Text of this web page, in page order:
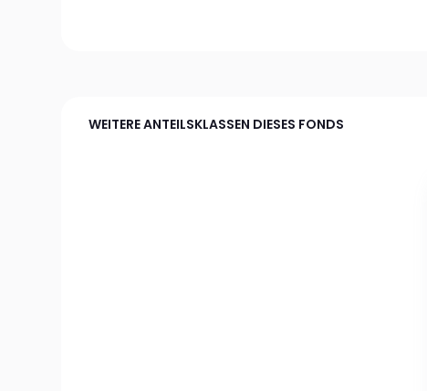
WEITERE ANTEILSKLASSEN DIESES FONDS